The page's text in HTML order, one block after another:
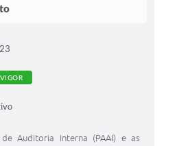
Auditoria Interna (PAAI) e as